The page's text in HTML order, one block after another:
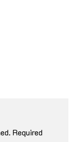
Required